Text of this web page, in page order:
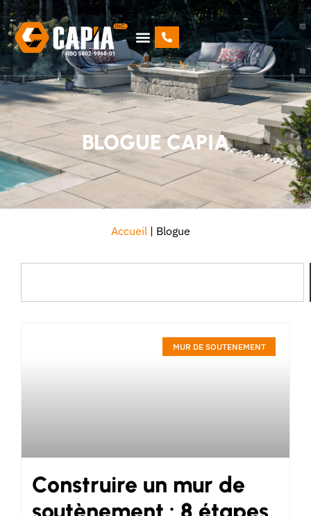
BLOGUE CAPIA
Accueil| Blogue
MUR DE SOUTENEMENT
Construire un mur de